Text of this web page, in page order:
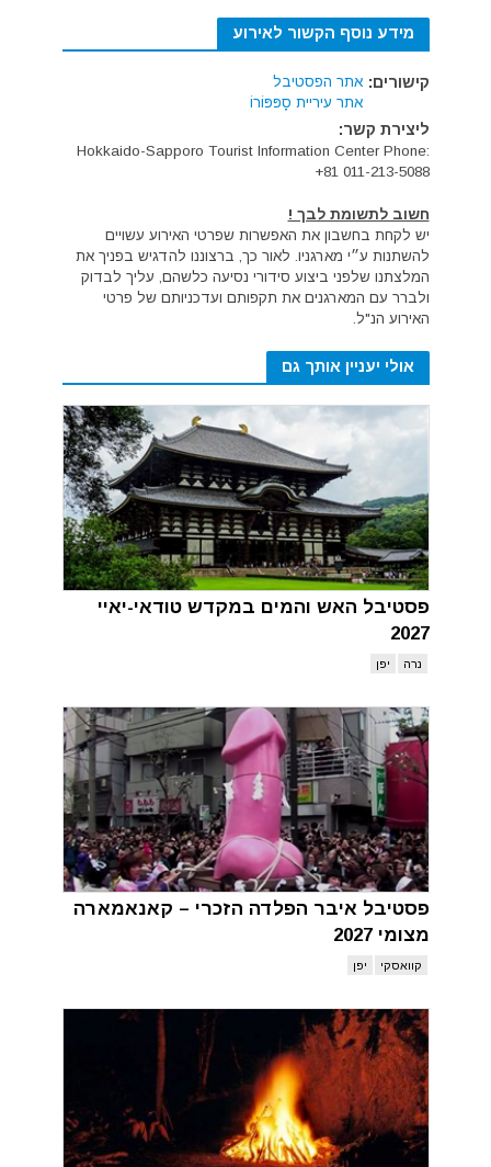
מידע נוסף הקשור לאירוע
קישורים: אתר הפסטיבל
אתר עיריית סָפּפּוֹרוֹ
ליצירת קשר:
Hokkaido-Sapporo Tourist Information Center Phone:
+81 011-213-5088
חשוב לתשומת לבך !
יש לקחת בחשבון את האפשרות שפרטי האירוע עשויים
להשתנות ע״י מארגניו. לאור כך, ברצוננו להדגיש בפניך את
המלצתנו שלפני ביצוע סידורי נסיעה כלשהם, עליך לבדוק
ולברר עם המארגנים את תקפותם ועדכניותם של פרטי
האירוע הנ"ל.
אולי יעניין אותך גם
פסטיבל האש והמים במקדש טודאי-יאיי
2027
נרה יפן
פסטיבל איבר הפלדה הזכרי – קאנאמארה
מצומי 2027
קוואסקי יפן